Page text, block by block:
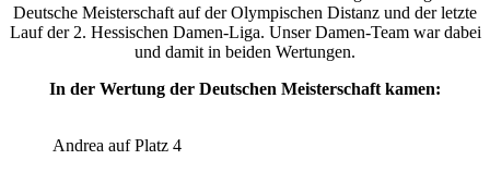
Deutsche Meisterschaft auf der Olympischen Distanz und der letzte
Lauf der 2. Hessischen Damen-Liga. Unser Damen-Team war dabei
und damit in beiden Wertungen.
In der Wertung der Deutschen Meisterschaft kamen:
Andrea auf Platz 4